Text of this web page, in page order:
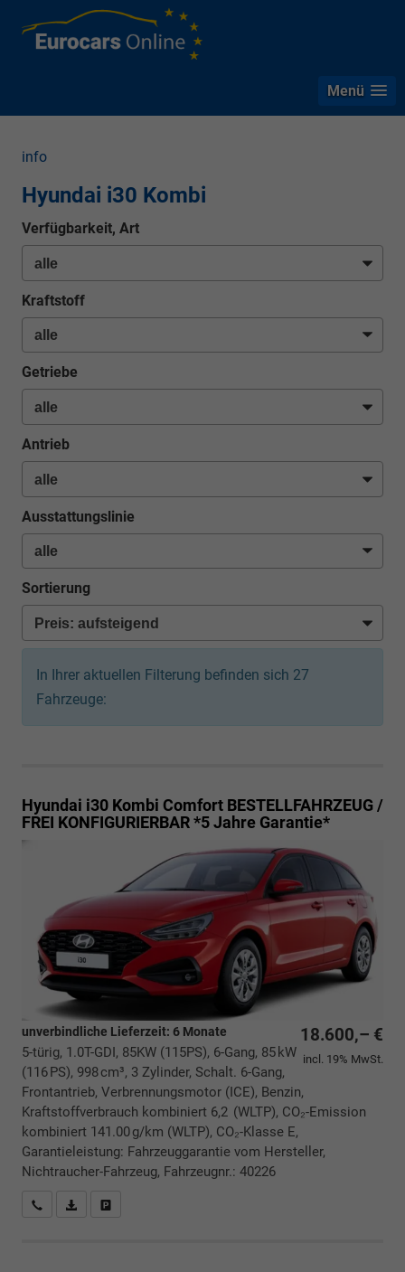
Menü
info
Hyundai i30 Kombi
Verfügbarkeit, Art
Kraftstoff
Getriebe
Antrieb
Ausstattungslinie
Sortierung
In Ihrer aktuellen Filterung befinden sich 27
Fahrzeuge:
Hyundai i30 Kombi Comfort BESTELLFAHRZEUG /
FREI KONFIGURIERBAR *5 Jahre Garantie*
18.600,– €
incl. 19% MwSt.
unverbindliche Lieferzeit: 6 Monate
5-türig, 1.0T-GDI, 85KW (115PS), 6-Gang, 85 kW
(116 PS), 998 cm³, 3 Zylinder, Schalt. 6-Gang,
Frontantrieb, Verbrennungsmotor (ICE), Benzin,
Kraftstoffverbrauch kombiniert 6,2 (WLTP), CO₂-Emission
kombiniert 141.00 g/km (WLTP), CO₂-Klasse E,
Garantieleistung: Fahrzeuggarantie vom Hersteller,
Nichtraucher-Fahrzeug, Fahrzeugnr.: 40226
Rückrufbitte absenden
PDF-Datei, Fahrzeugexposé drucken